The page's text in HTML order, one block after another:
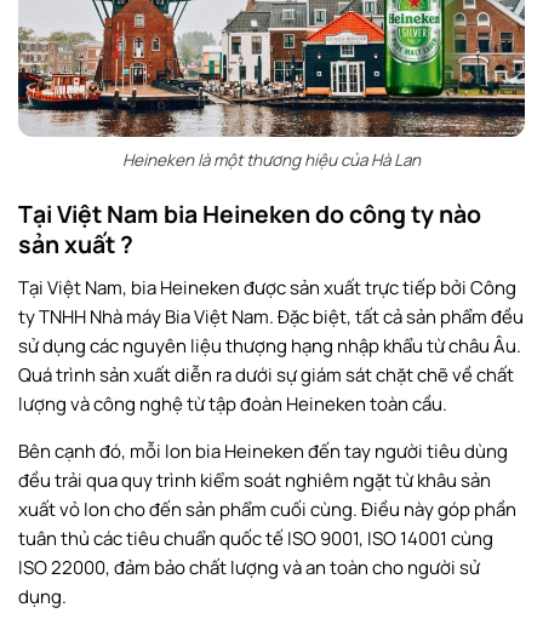
Heineken có bao nhiêu thương hiệu?
Bia Heineken đứng thứ mấy thế giới?
Bia Heineken đọc như thế nào?
Giám đốc Heineken Việt Nam là ai?
Lời kết
Heineken là một thương hiệu của Hà Lan
Tại Việt Nam bia Heineken do công ty nào
sản xuất ?
Tại Việt Nam, bia Heineken được sản xuất trực tiếp bởi Công
ty TNHH Nhà máy Bia Việt Nam. Đặc biệt, tất cả sản phẩm đều
sử dụng các nguyên liệu thượng hạng nhập khẩu từ châu Âu.
Quá trình sản xuất diễn ra dưới sự giám sát chặt chẽ về chất
lượng và công nghệ từ tập đoàn Heineken toàn cầu.
Bên cạnh đó, mỗi lon bia Heineken đến tay người tiêu dùng
đều trải qua quy trình kiểm soát nghiêm ngặt từ khâu sản
xuất vỏ lon cho đến sản phẩm cuối cùng. Điều này góp phần
tuân thủ các tiêu chuẩn quốc tế ISO 9001, ISO 14001 cùng
ISO 22000, đảm bảo chất lượng và an toàn cho người sử
dụng.